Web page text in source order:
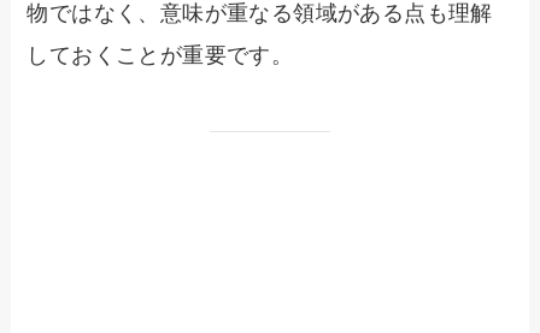
物ではなく、意味が重なる領域がある点も理解
しておくことが重要です。